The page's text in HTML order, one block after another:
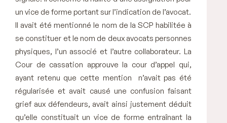
un vice de forme portant sur l’indication de l’avocat.
Il avait été mentionné le nom de la SCP habilitée à
se constituer et le nom de deux avocats personnes
physiques, l’un associé et l’autre collaborateur. La
Cour de cassation approuve la cour d’appel qui,
ayant retenu que cette mention n’avait pas été
régularisée et avait causé une confusion faisant
grief aux défendeurs, avait ainsi justement déduit
qu’elle constituait un vice de forme entraînant la